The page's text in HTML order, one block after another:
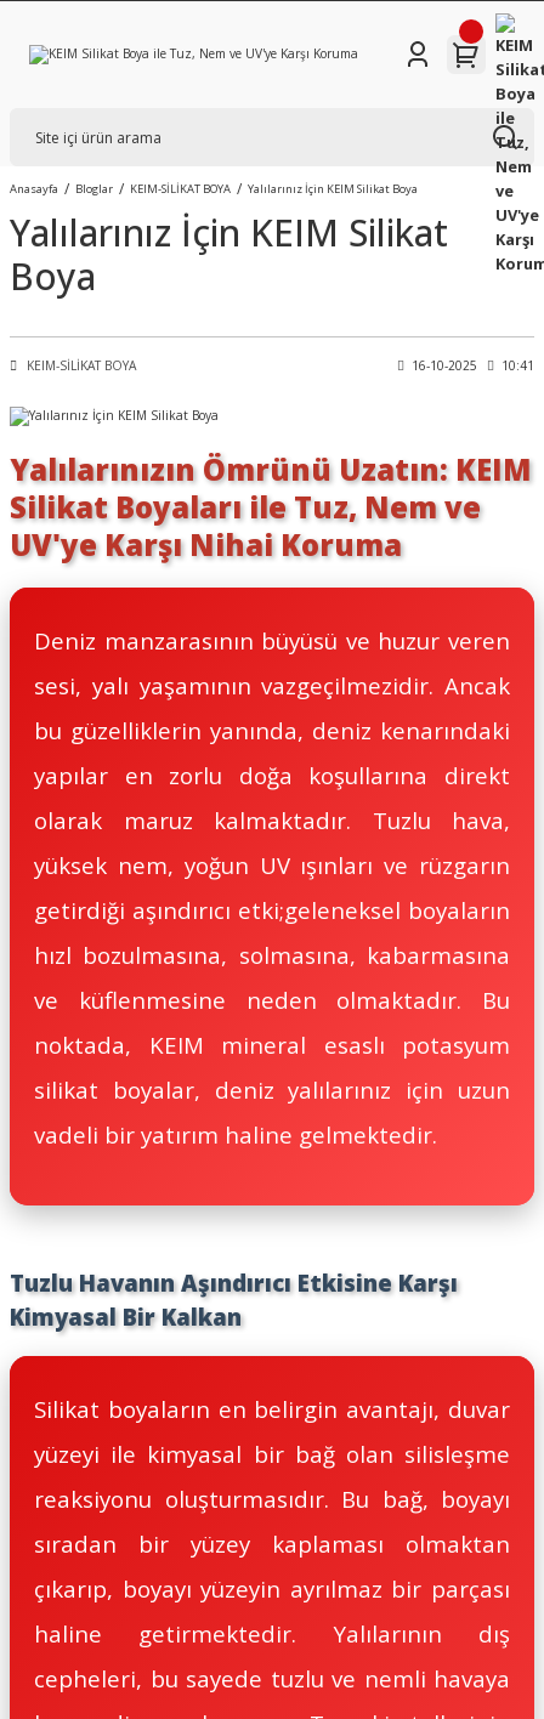
Anasayfa Bloglar KEIM-SİLİKAT BOYA Yalılarınız İçin KEIM Silikat Boya
Yalılarınız İçin KEIM Silikat
Boya
KEIM-SİLİKAT BOYA 16-10-2025 10:41
Yalılarınızın Ömrünü Uzatın: KEIM
Silikat Boyaları ile Tuz, Nem ve
UV'ye Karşı Nihai Koruma
Deniz manzarasının büyüsü ve huzur veren
sesi, yalı yaşamının vazgeçilmezidir. Ancak
bu güzelliklerin yanında, deniz kenarındaki
yapılar en zorlu doğa koşullarına direkt
olarak maruz kalmaktadır. Tuzlu hava,
yüksek nem, yoğun UV ışınları ve rüzgarın
getirdiği aşındırıcı etki;geleneksel boyaların
hızl bozulmasına, solmasına, kabarmasına
ve küflenmesine neden olmaktadır. Bu
noktada, KEIM mineral esaslı potasyum
silikat boyalar, deniz yalılarınız için uzun
vadeli bir yatırım haline gelmektedir.
Tuzlu Havanın Aşındırıcı Etkisine Karşı
Kimyasal Bir Kalkan
Silikat boyaların en belirgin avantajı, duvar
yüzeyi ile kimyasal bir bağ olan silisleşme
reaksiyonu oluşturmasıdır. Bu bağ, boyayı
sıradan bir yüzey kaplaması olmaktan
çıkarıp, boyayı yüzeyin ayrılmaz bir parçası
haline getirmektedir. Yalılarının dış
cepheleri, bu sayede tuzlu ve nemli havaya